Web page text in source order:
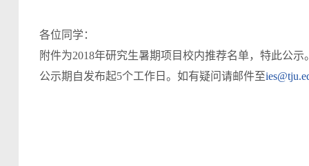
各位同学：
附件为2018年研究生暑期项目校内推荐名单，特此公示。
公示期自发布起5个工作日。如有疑问请邮件至